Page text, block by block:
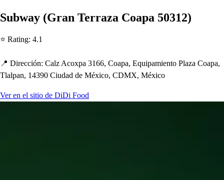
Subway (Gran Terraza Coapa 50312)
⭐ Rating: 4.1
📍 Dirección: Calz Acoxpa 3166, Coapa, Equipamiento Plaza Coapa,
Tlalpan, 14390 Ciudad de México, CDMX, México
Ver en el sitio de DiDi Food